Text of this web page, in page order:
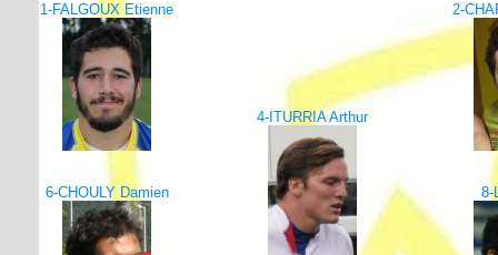
1-FALGOUX Etienne 2-
4-ITURRIA Arthur
6-CHOULY Damien 8-